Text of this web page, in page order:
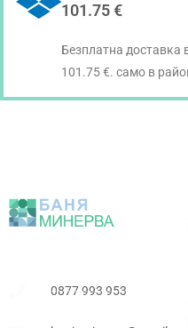
101.75 €
Безплатна доставка
101.75 €. само в
0877 993 953